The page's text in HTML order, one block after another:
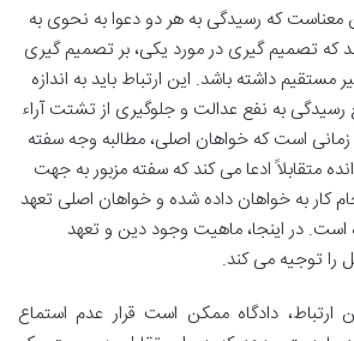
معناست که رسیدگی به هر دو دعوا به نحوی به
که تصمیم گیری در مورد یکی، بر تصمیم گیری
مستقیم داشته باشد. این ارتباط باید به اندازه
به نفع عدالت و جلوگیری از تشتت آراء
زمانی است که خواهان اصلی، مطالبه وجه سفته
متقابلاً ادعا می کند که سفته مزبور به جهت
به خواهان داده شده و خواهان اصلی تعهد
است. در اینجا، ماهیت وجود دین و تعهد
را توجیه می کند.
ارتباط، دادگاه ممکن است قرار عدم استماع